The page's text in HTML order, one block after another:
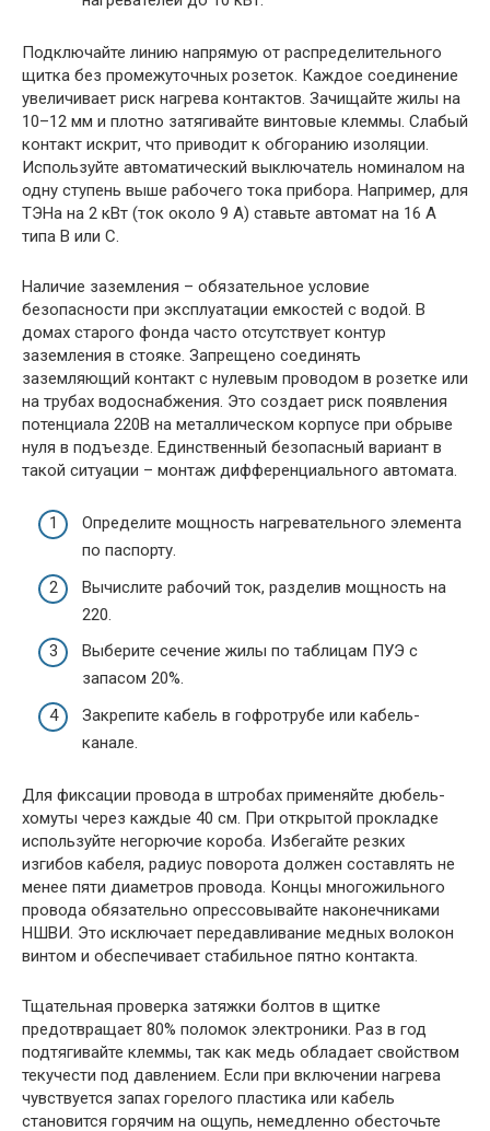
Подключайте линию напрямую от распределительного
щитка без промежуточных розеток. Каждое соединение
увеличивает риск нагрева контактов. Зачищайте жилы на
10–12 мм и плотно затягивайте винтовые клеммы. Слабый
контакт искрит, что приводит к обгоранию изоляции.
Используйте автоматический выключатель номиналом на
одну ступень выше рабочего тока прибора. Например, для
ТЭНа на 2 кВт (ток около 9 А) ставьте автомат на 16 А
типа B или C.
Наличие заземления – обязательное условие
безопасности при эксплуатации емкостей с водой. В
домах старого фонда часто отсутствует контур
заземления в стояке. Запрещено соединять
заземляющий контакт с нулевым проводом в розетке или
на трубах водоснабжения. Это создает риск появления
потенциала 220В на металлическом корпусе при обрыве
нуля в подъезде. Единственный безопасный вариант в
такой ситуации – монтаж дифференциального автомата.
Определите мощность нагревательного элемента
по паспорту.
Вычислите рабочий ток, разделив мощность на
220.
Выберите сечение жилы по таблицам ПУЭ с
запасом 20%.
Закрепите кабель в гофротрубе или кабель-
канале.
Для фиксации провода в штробах применяйте дюбель-
хомуты через каждые 40 см. При открытой прокладке
используйте негорючие короба. Избегайте резких
изгибов кабеля, радиус поворота должен составлять не
менее пяти диаметров провода. Концы многожильного
провода обязательно опрессовывайте наконечниками
НШВИ. Это исключает передавливание медных волокон
винтом и обеспечивает стабильное пятно контакта.
Тщательная проверка затяжки болтов в щитке
предотвращает 80% поломок электроники. Раз в год
подтягивайте клеммы, так как медь обладает свойством
текучести под давлением. Если при включении нагрева
чувствуется запах горелого пластика или кабель
становится горячим на ощупь, немедленно обесточьте